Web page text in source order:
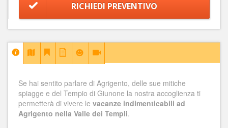
RICHIEDI PREVENTIVO
Se hai sentito parlare di Agrigento, delle sue mitiche
spiagge e del Tempio di Giunone la nostra accoglienza ti
permetterà di vivere le vacanze indimenticabili ad
Agrigento nella Valle dei Templi.